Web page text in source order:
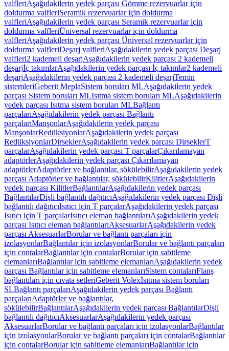
valfleriAşağıdakilerin yedek parçası Gömme rezervuarlar için
doldurma valfleriSeramik rezervuarlar için doldurma
valfleriAşağıdakilerin yedek parçası Seramik rezervuarlar için
doldurma valfleriÜniversal rezervuarlar için doldurma
valfleriAşağıdakilerin yedek parçası Üniversal rezervuarlar için
doldurma valfleriDeşarj valfleriAşağıdakilerin yedek parçası Deşarj
valfleri2 kademeli deşarjAşağıdakilerin yedek parçası 2 kademeli
deşarjİç takımlarAşağıdakilerin yedek parçası İç takımlar2 kademeli
deşarjAşağıdakilerin yedek parçası 2 kademeli deşarjTemin
sistemleriGeberit MeplaSistem boruları MLAşağıdakilerin yedek
parçası Sistem boruları MLIsıtma sistem boruları MLAşağıdakilerin
yedek parçası Isıtma sistem boruları MLBağlantı
parçalarıAşağıdakilerin yedek parçası Bağlantı
parçalarıManşonlarAşağıdakilerin yedek parçası
ManşonlarRedüksiyonlarAşağıdakilerin yedek parçası
RedüksiyonlarDirseklerAşağıdakilerin yedek parçası DirseklerT
parçalarAşağıdakilerin yedek parçası T parçalarÇıkarılamayan
adaptörlerAşağıdakilerin yedek parçası Çıkarılamayan
adaptörlerAdaptörler ve bağlantılar, sökülebilirAşağıdakilerin yedek
parçası Adaptörler ve bağlantılar, sökülebilirKilitlerAşağıdakilerin
yedek parçası KilitlerBağlantılarAşağıdakilerin yedek parçası
BağlantılarDişli bağlantılı dağıtıcıAşağıdakilerin yedek parçası Dişli
bağlantılı dağıtıcıIsıtıcı için T parçalarAşağıdakilerin yedek parçası
Isıtıcı için T parçalarIsıtıcı eleman bağlantılarıAşağıdakilerin yedek
parçası Isıtıcı eleman bağlantılarıAksesuarlarAşağıdakilerin yedek
parçası AksesuarlarBorular ve bağlantı parçaları için
izolasyonlarBağlantılar için izolasyonlarBorular ve bağlantı parçaları
için contalarBağlantılar için contalarBorular için sabitleme
elemanlarıBağlantılar için sabitleme elemanlarıAşağıdakilerin yedek
parçası Bağlantılar için sabitleme elemanlarıSistem contalarıFlanş
bağlantıları için cıvata setleriGeberit VolexIsıtma sistem boruları
SLBağlantı parçalarıAşağıdakilerin yedek parçası Bağlantı
parçalarıAdaptörler ve bağlantılar,
sökülebilirBağlantılarAşağıdakilerin yedek parçası BağlantılarDişli
bağlantılı dağıtıcıAksesuarlarAşağıdakilerin yedek parçası
AksesuarlarBorular ve bağlantı parçaları için izolasyonlarBağlantılar
için izolasyonlarBorular ve bağlantı parçaları için contalarBağlantılar
için contalarBorular için sabitleme elemanlarıBağlantılar için